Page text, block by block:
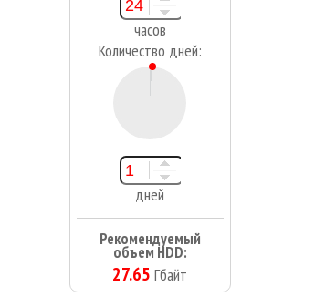
часов
Количество дней:
дней
Рекомендуемый
объем HDD:
27.65 Гбайт